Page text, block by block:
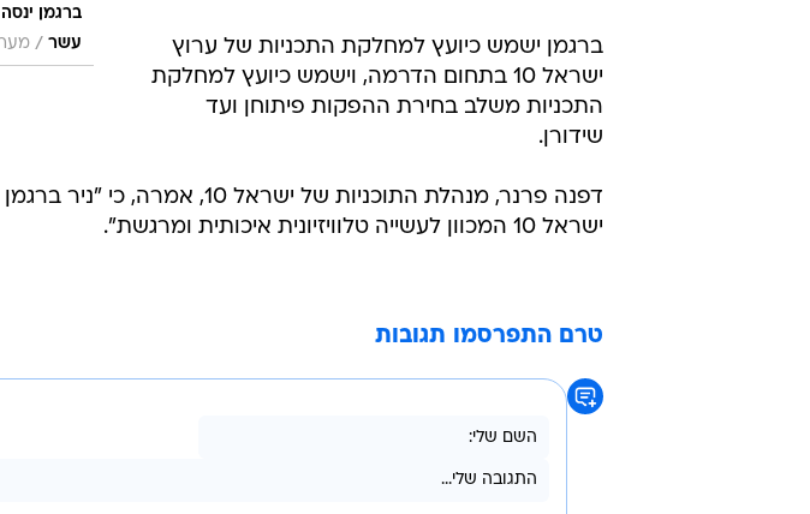
ברגמן
עשר /
ברגמן ישמש כיועץ למחלקת התכניות של ערוץ
ישראל 10 בתחום הדרמה, וישמש כיועץ למחלקת
התכניות משלב בחירת ההפקות פיתוחן ועד
שידורן.
דפנה פרנר, מנהלת התוכניות של ישראל
ישראל 10 המכוון לעשייה טלוויזיונית איכותית ומרגשת".
טרם התפרסמו תגובות